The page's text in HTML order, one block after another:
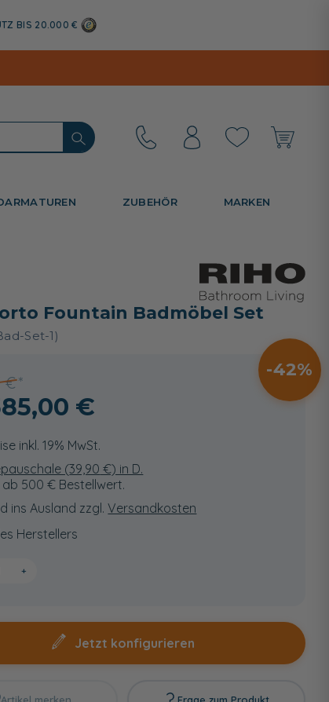
BIS 20.000 €
ZUBEHÖR MARKEN
Fountain Badmöbel Set
Set-1)
€
42
€
inkl. 19% MwSt.
(39,90 €) in D.
500 € Bestellwert.
ins Ausland zzgl.Versandkosten
Herstellers
+
Jetzt konfigurieren
Artikel merken Frage zum Produkt